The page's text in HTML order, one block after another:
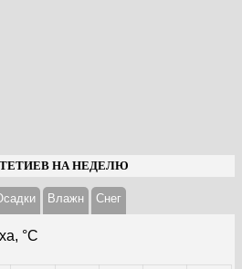
НА НЕДЕЛЮ
Влажн Cнег
°С